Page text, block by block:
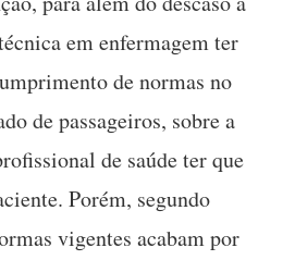
em enfermagem ter
de normas no
de passageiros, sobre a
de saúde ter que
Porém, segundo
vigentes acabam por